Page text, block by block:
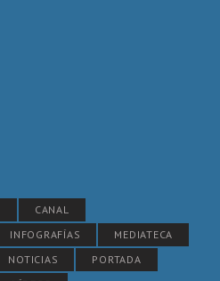
CANAL
INFOGRAFÍAS
MEDIATECA
NOTICIAS
PORTADA